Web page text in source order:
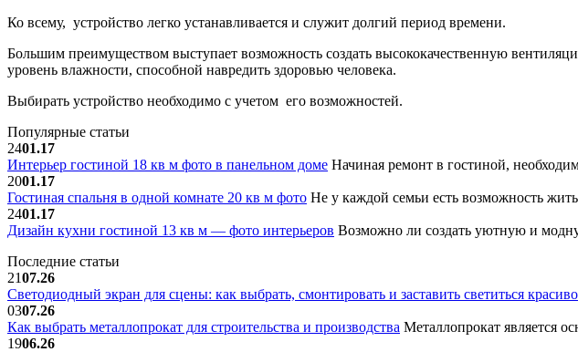
Ко всему, устройство легко устанавливается и служит долгий период времени.
Большим преимуществом выступает возможность создать высококачественную
уровень влажности, способной навредить здоровью человека.
Выбирать устройство необходимо с учетом его возможностей.
Популярные статьи
2401.17
Интерьер гостиной 18 кв м фото в панельном доме Начиная ремонт в гостиной,
2001.17
Гостиная спальня в одной комнате 20 кв м фото Не у каждой семьи есть возможность
2401.17
Дизайн кухни гостиной 13 кв м — фото интерьеров Возможно ли создать уютную и
Последние статьи
2107.26
Светодиодный экран для сцены: как выбрать, смонтировать и заставить светиться красиво
0307.26
Как выбрать металлопрокат для строительства и производства Металлопрокат является
1906.26